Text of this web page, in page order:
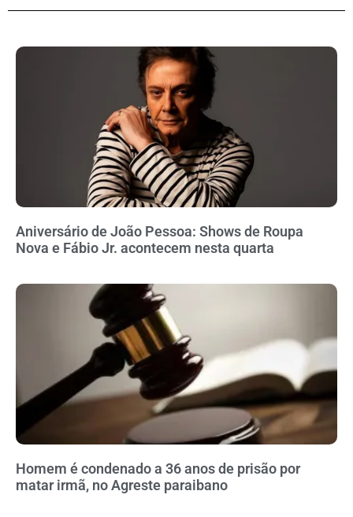
Aniversário de João Pessoa: Shows de Roupa
Nova e Fábio Jr. acontecem nesta quarta
Homem é condenado a 36 anos de prisão por
matar irmã, no Agreste paraibano